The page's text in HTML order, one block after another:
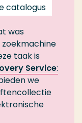
catalogus
was
taak is
Service:
we